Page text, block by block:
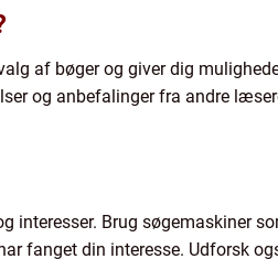
af bøger og giver dig
og anbefalinger fra andre
interesser. Brug søgemaskiner
fanget din interesse. Udforsk